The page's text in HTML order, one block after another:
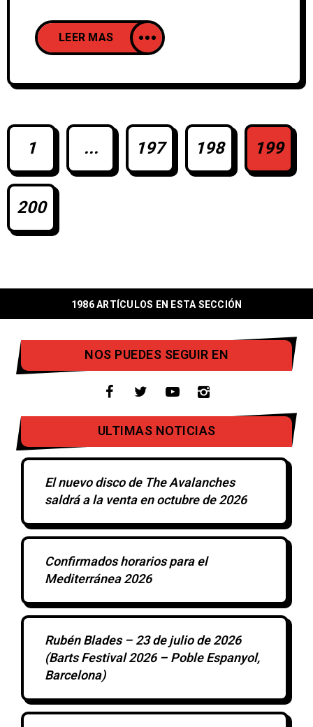
conocido como FIZ. Tras la confirmación
de actuaciones de grupos como Standstill,
Vetusta Morla o Delorean entre otros, hoy
Amor Bizarro, y el lider de Bloc Party,
LEER MAS
1 ... 197 198 199
200
1986 ARTÍCULOS EN ESTA SECCIÓN
NOS PUEDES SEGUIR EN
ULTIMAS NOTICIAS
El nuevo disco de The Avalanches
saldrá a la venta en octubre de 2026
Confirmados horarios para el
Mediterránea 2026
Rubén Blades – 23 de julio de 2026
(Barts Festival 2026 – Poble Espanyol,
Barcelona)